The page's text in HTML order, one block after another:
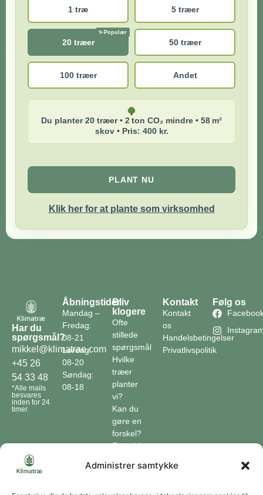
Administrer samtykke
1 træ 5 træer
20 træer 50 træer
100 træer Andet
Du planter 20 træer • 2 ton CO₂ mindre • 58 m²
skov • Pris: 400 kr.
PLANT NU
Klik her for at plante som virksomhed
Har du
spørgsmål?
mikkel@klimatrae.com
+45 26
54 33 48
*Alle mails
besvares
inden for 24
timer.
Åbningstider
Mandag –
Fredag:
08-21
Lørdag:
08-20
Søndag:
08-18
Bliv
klogere
Ofte
stillede
spørgsmål
Hvilke
træer
planter
vi?
Kan du
gøre en
forskel?
En guide
Klimaordbogen
Kontakt
Kontakt
os
Handelsbetingelser
Privatlivspolitik
Følg os